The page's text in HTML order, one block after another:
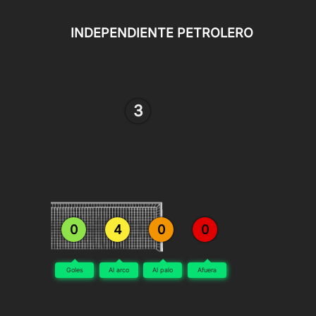
INDEPENDIENTE PETROLERO
3
0 4 0 0
Goles Al arco Al palo Afuera